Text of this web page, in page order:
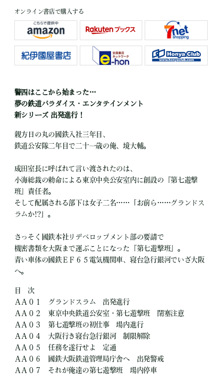
オンライン書店で購入する
警四はここから始まった…
夢の鉄道パラダイス・エンタテインメント
新シリーズ 出発進行！
親方日の丸の國鉄入社三年目、
鉄道公安隊二年目で二十一歳の俺、境大輔。
成田室長に呼ばれて言い渡されたのは、
小海総裁の勅命による東京中央公安室内に創設の『第七遊撃
班』責任者。
そして配属される部下は女子二名……「お前ら……グランドス
ラムか!?」。
さっそく國鉄本社リデベロップメント部の要請で
機密書類を大阪まで運ぶことになった『第七遊撃班』。
青い車体の國鉄ＥＦ６５電気機関車、寝台急行銀河でいざ大阪
へ。
目 次
ＡＡ０１ グランドスラム 出発進行
ＡＡ０２ 東京中央鉄道公安室・第七遊撃班 閉塞注意
ＡＡ０３ 第七遊撃班の初仕事 場内進行
ＡＡ０４ 大阪行き寝台急行銀河 制限解除
ＡＡ０５ 任務を遂行せよ 定通
ＡＡ０６ 國鉄大阪鉄道管理局庁舎へ 出発警戒
ＡＡ０７ それが俺達の第七遊撃班 場内停車